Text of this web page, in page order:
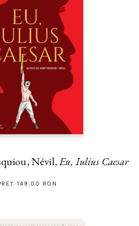
Névil,Eu, Iulius Caesar
149.00 RON